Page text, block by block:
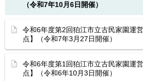
（令和7年10月6日開催）
令和6年度第2回狛江市立古民家園運
点】（令和7年3月27日開催）
令和6年度第1回狛江市立古民家園運
点】（令和6年10月3日開催）